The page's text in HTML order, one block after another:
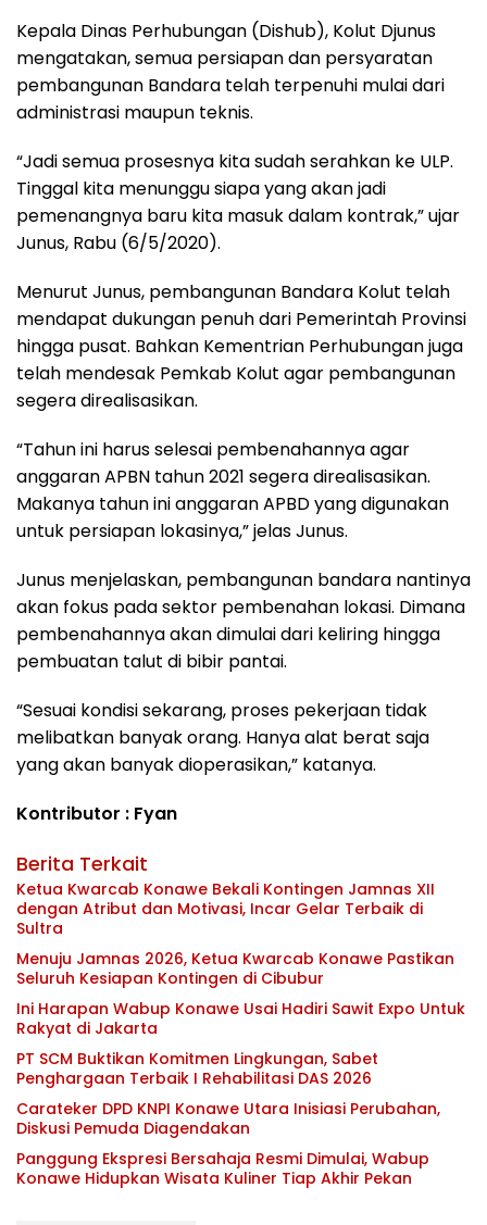
Kepala Dinas Perhubungan (Dishub), Kolut Djunus
mengatakan, semua persiapan dan persyaratan
pembangunan Bandara telah terpenuhi mulai dari
administrasi maupun teknis.
“Jadi semua prosesnya kita sudah serahkan ke ULP.
Tinggal kita menunggu siapa yang akan jadi
pemenangnya baru kita masuk dalam kontrak,” ujar
Junus, Rabu (6/5/2020).
Menurut Junus, pembangunan Bandara Kolut telah
mendapat dukungan penuh dari Pemerintah Provinsi
hingga pusat. Bahkan Kementrian Perhubungan juga
telah mendesak Pemkab Kolut agar pembangunan
segera direalisasikan.
“Tahun ini harus selesai pembenahannya agar
anggaran APBN tahun 2021 segera direalisasikan.
Makanya tahun ini anggaran APBD yang digunakan
untuk persiapan lokasinya,” jelas Junus.
Junus menjelaskan, pembangunan bandara nantinya
akan fokus pada sektor pembenahan lokasi. Dimana
pembenahannya akan dimulai dari keliring hingga
pembuatan talut di bibir pantai.
“Sesuai kondisi sekarang, proses pekerjaan tidak
melibatkan banyak orang. Hanya alat berat saja
yang akan banyak dioperasikan,” katanya.
Kontributor : Fyan
Berita Terkait
Ketua Kwarcab Konawe Bekali Kontingen Jamnas XII
dengan Atribut dan Motivasi, Incar Gelar Terbaik di
Sultra
Menuju Jamnas 2026, Ketua Kwarcab Konawe Pastikan
Seluruh Kesiapan Kontingen di Cibubur
Ini Harapan Wabup Konawe Usai Hadiri Sawit Expo Untuk
Rakyat di Jakarta
PT SCM Buktikan Komitmen Lingkungan, Sabet
Penghargaan Terbaik I Rehabilitasi DAS 2026
Carateker DPD KNPI Konawe Utara Inisiasi Perubahan,
Diskusi Pemuda Diagendakan
Panggung Ekspresi Bersahaja Resmi Dimulai, Wabup
Konawe Hidupkan Wisata Kuliner Tiap Akhir Pekan